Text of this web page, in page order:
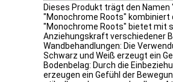
Dieses Produkt trägt den
"Monochrome Roots" kombiniert
"Monochrome Roots" bietet mit
Anziehungskraft verschiedener
Wandbehandlungen: Die
Schwarz und Weiß erzeugt ein
Bodenbelag: Durch die
erzeugen ein Gefühl der